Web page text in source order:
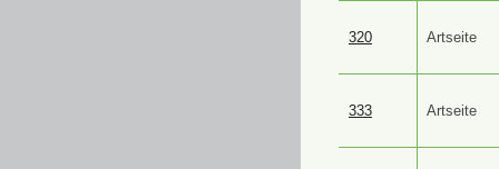
320 Artseite
333 Artseite